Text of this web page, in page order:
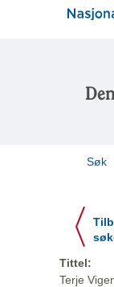
Søk
Tittel:
Terje